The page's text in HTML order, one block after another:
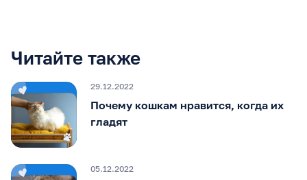
Читайте также
29.12.2022
Почему кошкам нравится, когда их
гладят
05.12.2022